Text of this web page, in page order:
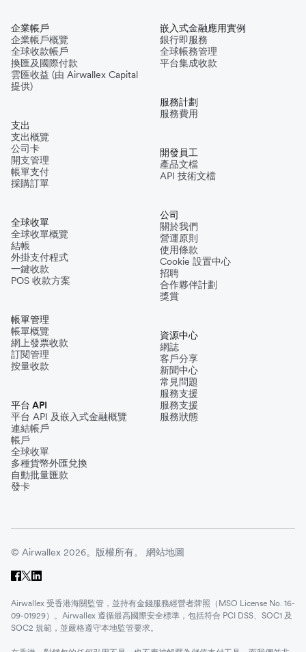
企業帳戶
企業帳戶概覽
全球收款帳戶
換匯及國際付款
雲匯收益 (由 Airwallex Capital
提供)
支出
支出概覽
公司卡
開支管理
帳單支付
採購訂單
全球收單
全球收單概覽
結帳
外掛支付程式
一鍵收款
POS 收款方案
帳單管理
帳單概覽
網上發票收款
訂閱管理
按量收款
平台 API
平台 API 及嵌入式金融概覽
連結帳戶
帳戶
全球收單
多種貨幣外匯兌換
自動批量匯款
發卡
嵌入式金融應用實例
銀行即服務
全球帳務管理
平台集成收款
服務計劃
服務費用
開發員工
產品文檔
API 技術文檔
公司
關於我們
營運原則
使用條款
Cookie 設置中心
招聘
合作夥伴計劃
獎賞
資源中心
網誌
客戶分享
新聞中心
常見問題
服務支援
服務支援
服務狀態
© Airwallex 2026。版權所有。 網站地圖
Airwallex 受香港海關監管，並持有金錢服務經營者牌照（MSO License No. 16-
09-01929）。Airwallex 遵循最高國際安全標準，包括符合 PCI DSS、SOC1 及
SOC2 規範，並嚴格遵守本地監管要求。